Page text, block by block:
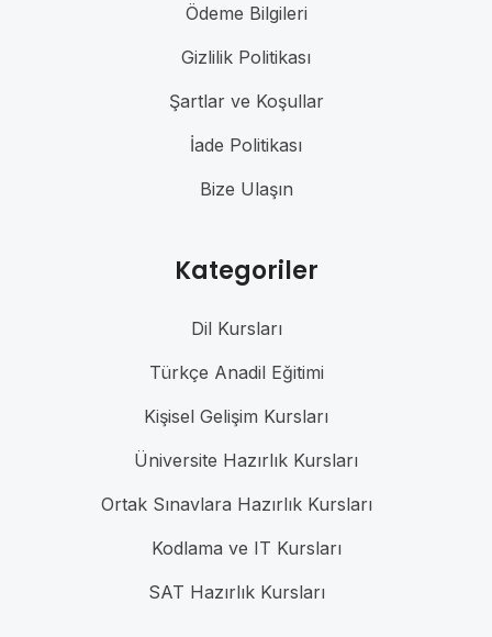
Ödeme Bilgileri
Gizlilik Politikası
Şartlar ve Koşullar
İade Politikası
Bize Ulaşın
Kategoriler
Dil Kursları
Türkçe Anadil Eğitimi
Kişisel Gelişim Kursları
Üniversite Hazırlık Kursları
Ortak Sınavlara Hazırlık Kursları
Kodlama ve IT Kursları
SAT Hazırlık Kursları